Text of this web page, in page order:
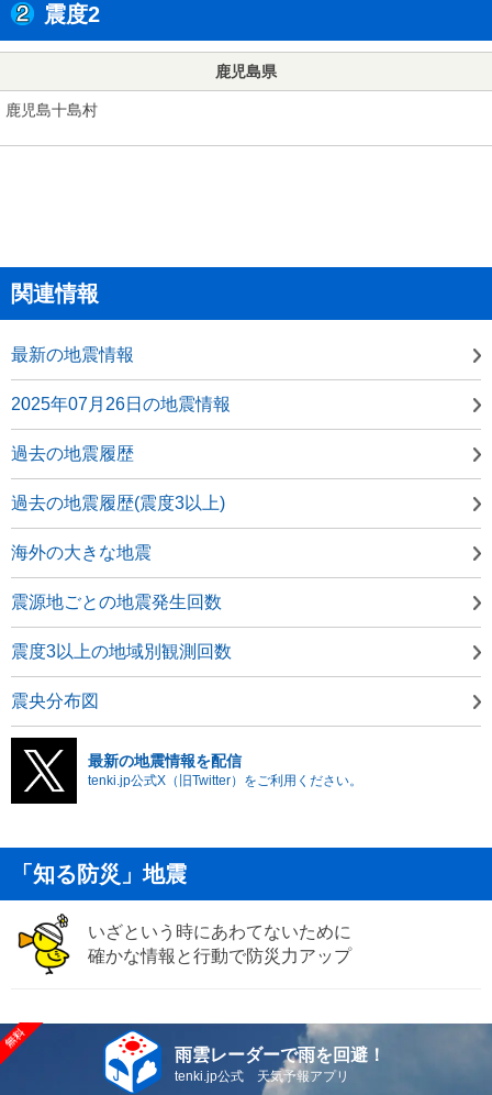
震度2
鹿児島県
鹿児島十島村
関連情報
最新の地震情報
2025年07月26日の地震情報
過去の地震履歴
過去の地震履歴(震度3以上)
海外の大きな地震
震源地ごとの地震発生回数
震度3以上の地域別観測回数
震央分布図
最新の地震情報を配信
tenki.jp公式X（旧Twitter）をご利用ください。
「知る防災」地震
いざという時にあわてないために
確かな情報と行動で防災力アップ
雨雲レーダーで雨を回避！
tenki.jp公式 天気予報アプリ